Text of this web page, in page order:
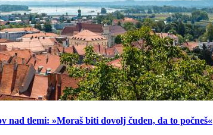
nad tlemi: »Moraš biti dovolj čuden, da to počneš«